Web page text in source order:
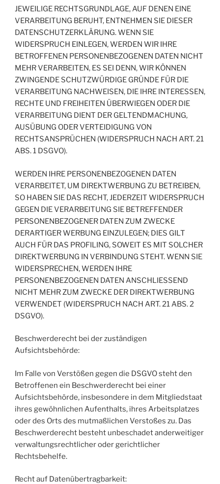
JEWEILIGE RECHTSGRUNDLAGE, AUF DENEN EINE
VERARBEITUNG BERUHT, ENTNEHMEN SIE DIESER
DATENSCHUTZERKLÄRUNG. WENN SIE
WIDERSPRUCH EINLEGEN, WERDEN WIR IHRE
BETROFFENEN PERSONENBEZOGENEN DATEN NICHT
MEHR VERARBEITEN, ES SEI DENN, WIR KÖNNEN
ZWINGENDE SCHUTZWÜRDIGE GRÜNDE FÜR DIE
VERARBEITUNG NACHWEISEN, DIE IHRE INTERESSEN,
RECHTE UND FREIHEITEN ÜBERWIEGEN ODER DIE
VERARBEITUNG DIENT DER GELTENDMACHUNG,
AUSÜBUNG ODER VERTEIDIGUNG VON
RECHTSANSPRÜCHEN (WIDERSPRUCH NACH ART. 21
ABS. 1 DSGVO).
WERDEN IHRE PERSONENBEZOGENEN DATEN
VERARBEITET, UM DIREKTWERBUNG ZU BETREIBEN,
SO HABEN SIE DAS RECHT, JEDERZEIT WIDERSPRUCH
GEGEN DIE VERARBEITUNG SIE BETREFFENDER
PERSONENBEZOGENER DATEN ZUM ZWECKE
DERARTIGER WERBUNG EINZULEGEN; DIES GILT
AUCH FÜR DAS PROFILING, SOWEIT ES MIT SOLCHER
DIREKTWERBUNG IN VERBINDUNG STEHT. WENN SIE
WIDERSPRECHEN, WERDEN IHRE
PERSONENBEZOGENEN DATEN ANSCHLIESSEND
NICHT MEHR ZUM ZWECKE DER DIREKTWERBUNG
VERWENDET (WIDERSPRUCH NACH ART. 21 ABS. 2
DSGVO).
Beschwerderecht bei der zuständigen
Aufsichtsbehörde:
Im Falle von Verstößen gegen die DSGVO steht den
Betroffenen ein Beschwerderecht bei einer
Aufsichtsbehörde, insbesondere in dem Mitgliedstaat
ihres gewöhnlichen Aufenthalts, ihres Arbeitsplatzes
oder des Orts des mutmaßlichen Verstoßes zu. Das
Beschwerderecht besteht unbeschadet anderweitiger
verwaltungsrechtlicher oder gerichtlicher
Rechtsbehelfe.
Recht auf Datenübertragbarkeit: